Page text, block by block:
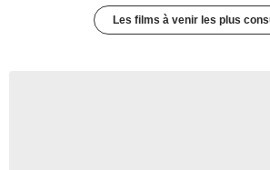
Les films à venir les plus